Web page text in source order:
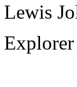
Lewis